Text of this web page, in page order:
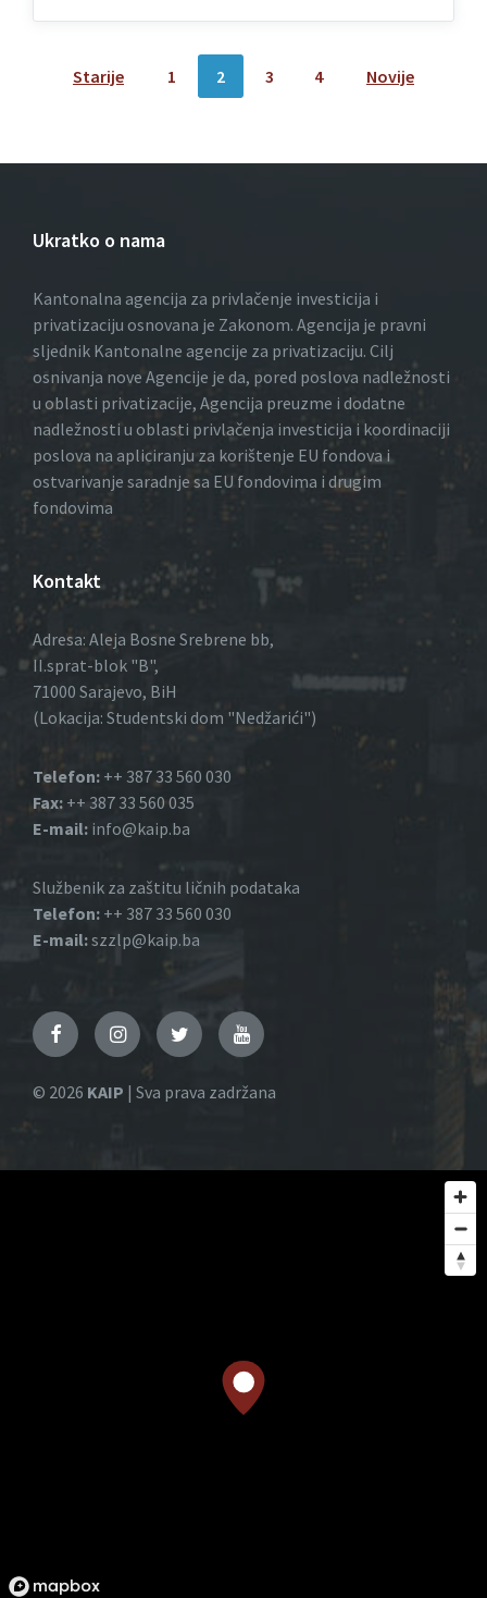
Posts
Starije 1 2 3 4 Novije
Ukratko o nama
Kantonalna agencija za privlačenje investicija i
privatizaciju osnovana je Zakonom. Agencija je pravni
sljednik Kantonalne agencije za privatizaciju. Cilj
osnivanja nove Agencije je da, pored poslova nadležnosti
u oblasti privatizacije, Agencija preuzme i dodatne
nadležnosti u oblasti privlačenja investicija i koordinaciji
poslova na apliciranju za korištenje EU fondova i
ostvarivanje saradnje sa EU fondovima i drugim
fondovima
Kontakt
Adresa: Aleja Bosne Srebrene bb,
II.sprat-blok "B",
71000 Sarajevo, BiH
(Lokacija: Studentski dom "Nedžarići")
Telefon: ++ 387 33 560 030
Fax: ++ 387 33 560 035
E-mail: info@kaip.ba
Službenik za zaštitu ličnih podataka
Telefon: ++ 387 33 560 030
E-mail:szzlp@kaip.ba
FacebookInstagramTwitter YouTube
© 2026 KAIP | Sva prava zadržana